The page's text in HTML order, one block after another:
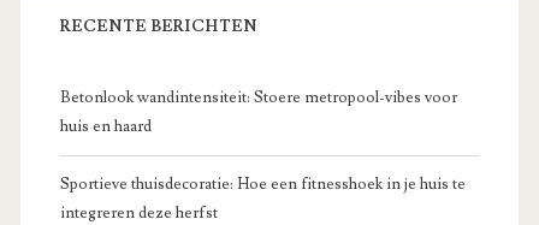
RECENTE BERICHTEN
Betonlook wandintensiteit: Stoere metropool-vibes voor
huis en haard
Sportieve thuisdecoratie: Hoe een fitnesshoek in je huis te
integreren deze herfst